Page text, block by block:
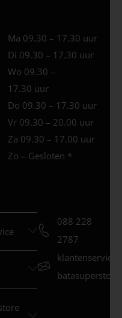
Ma 09.30 – 17.30 uur
Di 09.30 – 17.30 uur
Wo 09.30 –
17.30 uur
Do 09.30 – 17.30 uur
Vr 09.30 – 20.00 uur
Za 09.30 – 17.00 uur
Zo – Gesloten *
088 228
2787